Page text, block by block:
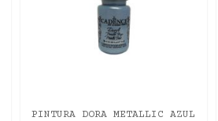
PINTURA DORA METALLIC AZUL